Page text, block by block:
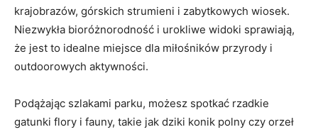
krajobrazów,‍ górskich strumieni i zabytkowych wiosek.
Niezwykła bioróżnorodność i urokliwe widoki sprawiają,
że jest to idealne miejsce dla miłośników przyrody i
outdoorowych aktywności.
Podążając szlakami parku, możesz spotkać rzadkie
gatunki flory i ‌fauny, takie jak dziki konik polny czy orzeł‌